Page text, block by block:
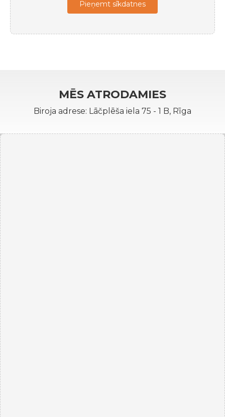
Pieņemt sīkdatnes
MĒS ATRODAMIES
Biroja adrese: Lāčplēša iela 75 - 1 B, Rīga